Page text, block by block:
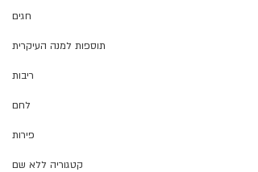
חגים
תוספות למנה העיקרית
ריבות
לחם
פירות
קטגוריה ללא שם